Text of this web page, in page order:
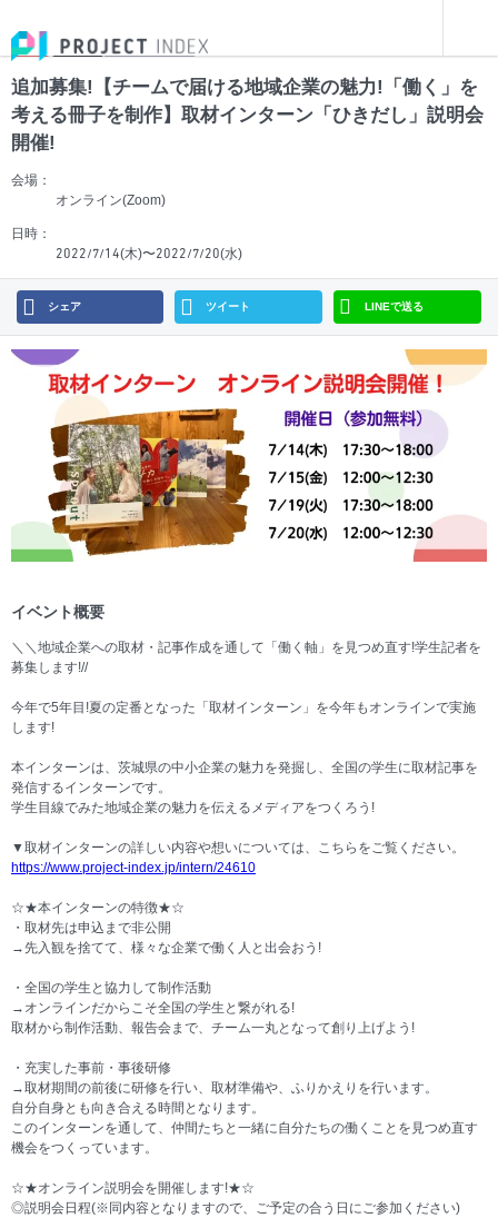
茨城県 開催終了 オンライン開催
追加募集!【チームで届ける地域企業の魅力!「働く」を
考える冊子を制作】取材インターン「ひきだし」説明会
開催!
会場：
オンライン(Zoom)
日時：
2022/7/14(木)〜2022/7/20(水)
シェア ツイート LINEで送る
イベント概要
＼＼地域企業への取材・記事作成を通して「働く軸」を見つめ直す!学生記者を
募集します!//
今年で5年目!夏の定番となった「取材インターン」を今年もオンラインで実施
します!
本インターンは、茨城県の中小企業の魅力を発掘し、全国の学生に取材記事を
発信するインターンです。
学生目線でみた地域企業の魅力を伝えるメディアをつくろう!
▼取材インターンの詳しい内容や想いについては、こちらをご覧ください。
https://www.project-index.jp/intern/24610
☆★本インターンの特徴★☆
・取材先は申込まで非公開
→先入観を捨てて、様々な企業で働く人と出会おう!
・全国の学生と協力して制作活動
→オンラインだからこそ全国の学生と繋がれる!
取材から制作活動、報告会まで、チーム一丸となって創り上げよう!
・充実した事前・事後研修
→取材期間の前後に研修を行い、取材準備や、ふりかえりを行います。
自分自身とも向き合える時間となります。
このインターンを通して、仲間たちと一緒に自分たちの働くことを見つめ直す
機会をつくっています。
☆★オンライン説明会を開催します!★☆
◎説明会日程(※同内容となりますので、ご予定の合う日にご参加ください)